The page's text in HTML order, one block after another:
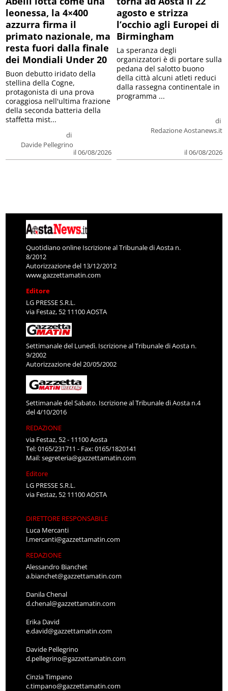
leonessa, la 4×400
azzurra firma il
primato nazionale, ma
resta fuori dalla finale
dei Mondiali Under 20
di
Davide Pellegrino
il 06/08/2026
Buon debutto iridato della
stellina della Cogne,
protagonista di una prova
coraggiosa nell'ultima frazione
della seconda batteria della
staffetta mist...
agosto e strizza
l’occhio agli Europei di
Birmingham
di
Redazione Aostanews.it
il 06/08/2026
La speranza degli
organizzatori è di portare sulla
pedana del salotto buono
della città alcuni atleti reduci
dalla rassegna continentale in
programma ...
Quotidiano online Iscrizione al Tribunale di Aosta n.
8/2012
Autorizzazione del 13/12/2012
www.gazzettamatin.com
Editore
LG PRESSE S.R.L.
via Festaz, 52 11100 AOSTA
Settimanale del Lunedì. Iscrizione al Tribunale di Aosta n.
9/2002
Autorizzazione del 20/05/2002
Settimanale del Sabato. Iscrizione al Tribunale di Aosta n.4
del 4/10/2016
REDAZIONE
via Festaz, 52 - 11100 Aosta
Tel: 0165/231711 - Fax: 0165/1820141
Mail:segreteria@gazzettamatin.com
Editore
LG PRESSE S.R.L.
via Festaz, 52 11100 AOSTA
DIRETTORE RESPONSABILE
Luca Mercanti
l.mercanti@gazzettamatin.com
REDAZIONE
Alessandro Bianchet
a.bianchet@gazzettamatin.com
Danila Chenal
d.chenal@gazzettamatin.com
Erika David
e.david@gazzettamatin.com
Davide Pellegrino
d.pellegrino@gazzettamatin.com
Cinzia Timpano
c.timpano@gazzettamatin.com